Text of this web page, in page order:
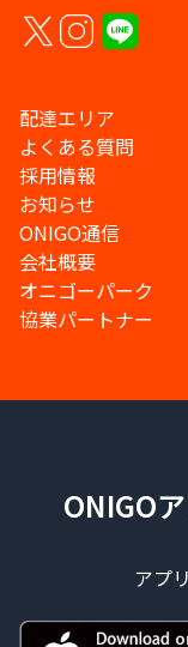
配達エリア
よくある質問
採用情報
お知らせ
ONIGO通信
会社概要
オニゴーパーク
協業パートナー
ONIGO
アプ